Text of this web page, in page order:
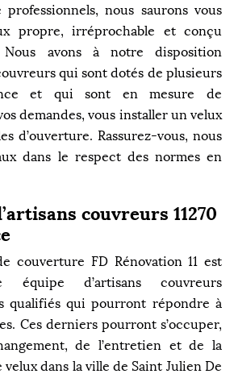
professionnels, nous saurons vous
propre, irréprochable et conçu
avons à notre disposition
qui sont dotés de plusieurs
et qui sont en mesure de
demandes, vous installer un velux
d’ouverture. Rassurez-vous, nous
dans le respect des normes en
couvreurs 11270
couverture FD Rénovation 11 est
équipe d’artisans couvreurs
qualifiés qui pourront répondre à
Ces derniers pourront s’occuper,
de l’entretien et de la
dans la ville de Saint Julien De